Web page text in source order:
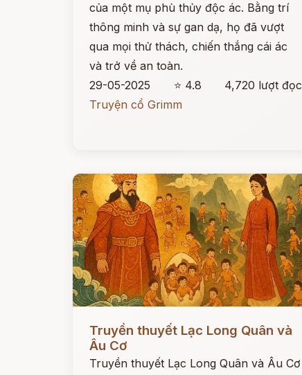
của một mụ phù thủy độc ác. Bằng trí
thông minh và sự gan dạ, họ đã vượt
qua mọi thử thách, chiến thắng cái ác
và trở về an toàn.
29-05-2025
⭐ 4.8
4,720 lượt đọc
Truyện cổ Grimm
Đọc ngay
Truyền thuyết Lạc Long Quân và
Âu Cơ
Truyền thuyết Lạc Long Quân và Âu Cơ